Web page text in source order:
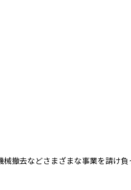
撤去などさまざまな事業を請け負